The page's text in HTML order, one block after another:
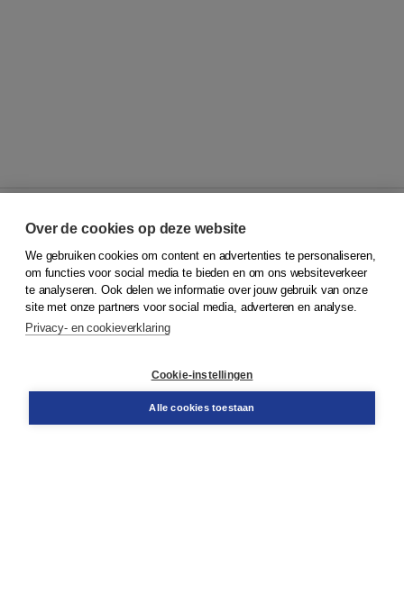
© 2026Koninklijke Boom uitgevers
Klantenservice
Service & informatie
Contact
Over de cookies op deze website
We gebruiken cookies om content en advertenties te personaliseren,
om functies voor social media te bieden en om ons websiteverkeer
te analyseren. Ook delen we informatie over jouw gebruik van onze
site met onze partners voor social media, adverteren en analyse.
Privacy- en cookieverklaring
Cookie-instellingen
Alle cookies toestaan